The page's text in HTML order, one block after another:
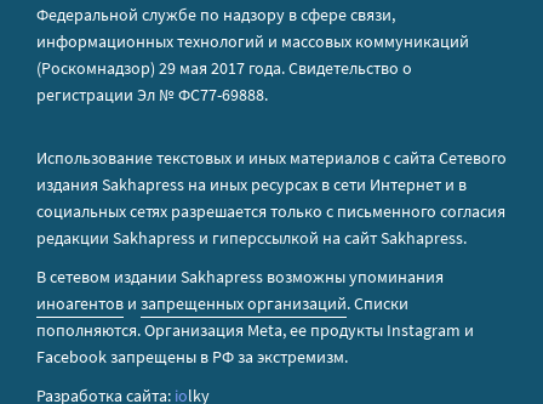
Федеральной службе по надзору в сфере связи,
информационных технологий и массовых коммуникаций
(Роскомнадзор) 29 мая 2017 года. Свидетельство о
регистрации Эл № ФС77-69888.
Использование текстовых и иных материалов с сайта Сетевого
издания Sakhapress на иных ресурсах в сети Интернет и в
социальных сетях разрешается только с письменного согласия
редакции Sakhapress и гиперссылкой на сайт Sakhapress.
В сетевом издании Sakhapress возможны упоминания
иноагентов и запрещенных организаций. Списки
пополняются. Организация Metа, ее продукты Instagram и
Facebook запрещены в РФ за экстремизм.
Разработка сайта: iolky